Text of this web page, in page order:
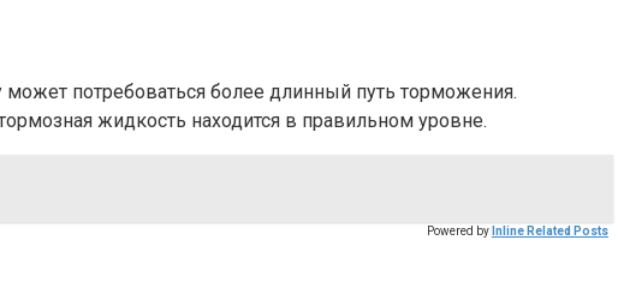
потребоваться более длинный путь торможения.
жидкость находится в правильном уровне.
Powered by Inline Related Posts